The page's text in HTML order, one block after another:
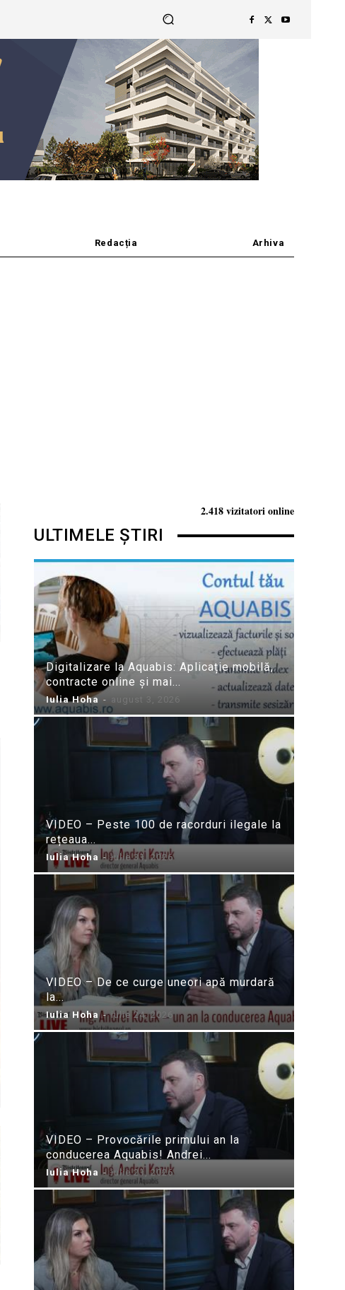
Redacția Arhiva
2.418 vizitatori online
ULTIMELE ȘTIRI
Digitalizare la Aquabis: Aplicație mobilă,
contracte online și mai...
Iulia Hoha - august 3, 2026
VIDEO – Peste 100 de racorduri ilegale la
rețeaua...
Iulia Hoha - iulie 31, 2026
VIDEO – De ce curge uneori apă murdară
la...
Iulia Hoha - iulie 24, 2026
VIDEO – Provocările primului an la
conducerea Aquabis! Andrei...
Iulia Hoha - iulie 21, 2026